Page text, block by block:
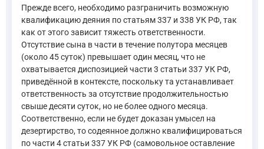
Прежде всего, необходимо разграничить возможную
квалификацию деяния по статьям 337 и 338 УК РФ, так
как от этого зависит тяжесть ответственности.
Отсутствие сына в части в течение полутора месяцев
(около 45 суток) превышает один месяц, что не
охватывается диспозицией части 3 статьи 337 УК РФ,
приведённой в контексте, поскольку та устанавливает
ответственность за отсутствие продолжительностью
свыше десяти суток, но не более одного месяца.
Соответственно, если не будет доказан умысел на
дезертирство, то содеянное должно квалифицироваться
по части 4 статьи 337 УК РФ (самовольное оставление